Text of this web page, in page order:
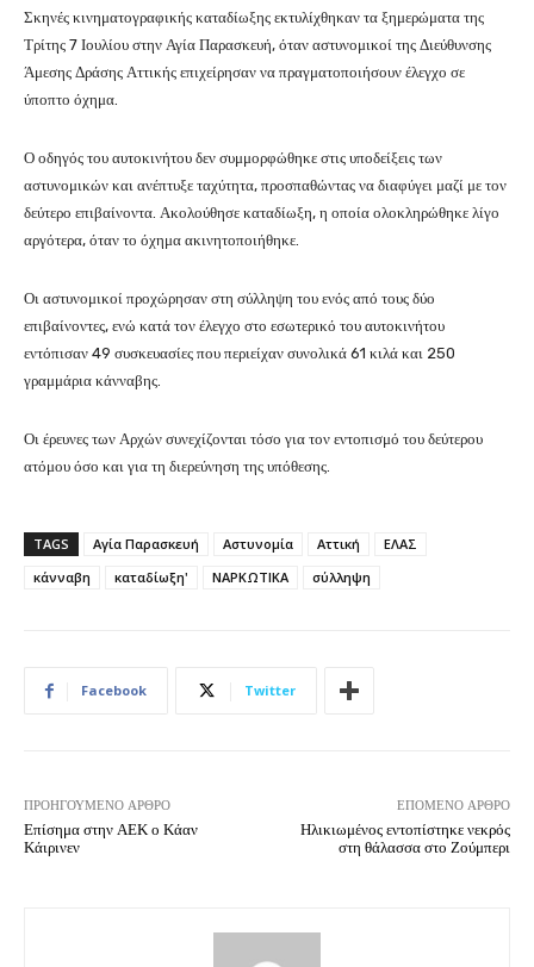
Σκηνές κινηματογραφικής καταδίωξης εκτυλίχθηκαν τα ξημερώματα της
Τρίτης 7 Ιουλίου στην Αγία Παρασκευή, όταν αστυνομικοί της Διεύθυνσης
Άμεσης Δράσης Αττικής επιχείρησαν να πραγματοποιήσουν έλεγχο σε
ύποπτο όχημα.
Ο οδηγός του αυτοκινήτου δεν συμμορφώθηκε στις υποδείξεις των
αστυνομικών και ανέπτυξε ταχύτητα, προσπαθώντας να διαφύγει μαζί με τον
δεύτερο επιβαίνοντα. Ακολούθησε καταδίωξη, η οποία ολοκληρώθηκε λίγο
αργότερα, όταν το όχημα ακινητοποιήθηκε.
Οι αστυνομικοί προχώρησαν στη σύλληψη του ενός από τους δύο
επιβαίνοντες, ενώ κατά τον έλεγχο στο εσωτερικό του αυτοκινήτου
εντόπισαν 49 συσκευασίες που περιείχαν συνολικά 61 κιλά και 250
γραμμάρια κάνναβης.
Οι έρευνες των Αρχών συνεχίζονται τόσο για τον εντοπισμό του δεύτερου
ατόμου όσο και για τη διερεύνηση της υπόθεσης.
TAGS Αγία Παρασκευή Αστυνομία Αττική
ΕΛΑΣ
κάνναβη
καταδίωξη' ΝΑΡΚΩΤΙΚΑ σύλληψη
Facebook Twitter
ΠΡΟΗΓΟΎΜΕΝΟ ΆΡΘΡΟ
Επίσημα στην ΑΕΚ ο Κάαν
Κάιρινεν
ΕΠΌΜΕΝΟ ΆΡΘΡΟ
Ηλικιωμένος εντοπίστηκε νεκρός
στη θάλασσα στο Ζούμπερι